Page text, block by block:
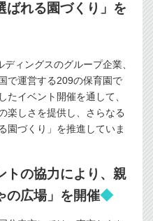
ばれる園づくり」を
ィングスのグループ企業、
で運営する209の保育園で
たイベント開催を通して、
楽しさを提供し、さらなる
園づくり」を推進していま
トの協力により、親
の広場」を開催◆